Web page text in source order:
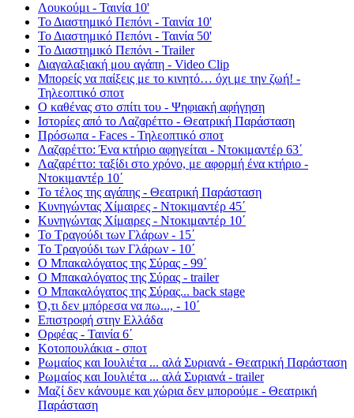
Λουκούμι - Ταινία 10'
Το Διαστημικό Πεπόνι - Ταινία 10'
Το Διαστημικό Πεπόνι - Ταινία 50'
Το Διαστημικό Πεπόνι - Trailer
Διαγαλαξιακή μου αγάπη - Video Clip
Μπορείς να παίξεις με το κινητό… όχι με την ζωή! -
Τηλεοπτικό σποτ
Ο καθένας στο σπίτι του - Ψηφιακή αφήγηση
Ιστορίες από το Λαζαρέττο - Θεατρική Παράσταση
Πρόσωπα - Faces - Τηλεοπτικό σποτ
Λαζαρέττο: Ένα κτήριο αφηγείται - Ντοκιμαντέρ 63΄
Λαζαρέττο: ταξίδι στο χρόνο, με αφορμή ένα κτήριο -
Ντοκιμαντέρ 10΄
Το τέλος της αγάπης - Θεατρική Παράσταση
Κυνηγώντας Χίμαιρες - Ντοκιμαντέρ 45΄
Κυνηγώντας Χίμαιρες - Ντοκιμαντέρ 10΄
Το Τραγούδι των Γλάρων - 15΄
Το Τραγούδι των Γλάρων - 10΄
Ο Μπακαλόγατος της Σύρας - 99΄
Ο Μπακαλόγατος της Σύρας - trailer
Ο Μπακαλόγατος της Σύρας... back stage
Ό,τι δεν μπόρεσα να πω..., - 10΄
Επιστροφή στην Ελλάδα
Ορφέας - Ταινία 6΄
Κοτοπουλάκια - σποτ
Ρωμαίος και Ιουλιέτα ... αλά Συριανά - Θεατρική Παράσταση
Ρωμαίος και Ιουλιέτα ... αλά Συριανά - trailer
Μαζί δεν κάνουμε και χώρια δεν μπορούμε - Θεατρική
Παράσταση